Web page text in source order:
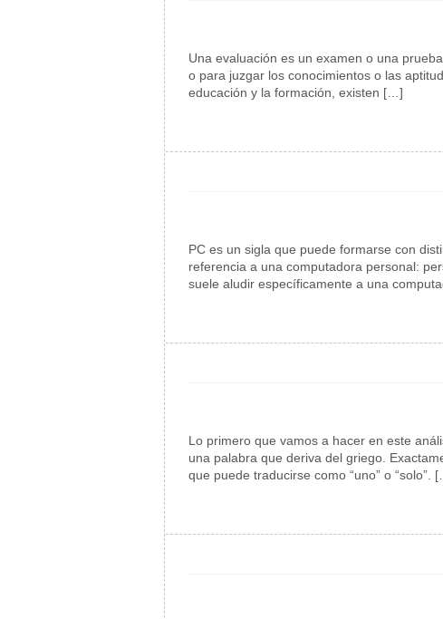
Una evaluación es un examen o una
o para juzgar los conocimientos o las
educación y la formación, existen […]
PC es un sigla que puede formarse con
referencia a una computadora personal:
suele aludir específicamente a una
Lo primero que vamos a hacer en este
una palabra que deriva del griego.
que puede traducirse como “uno” o “solo”.